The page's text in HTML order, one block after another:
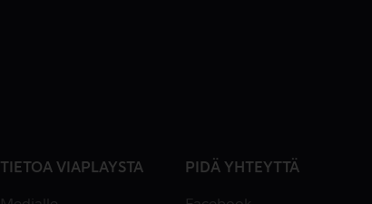
TIETOA VIAPLAYSTA PIDÄ YHTEYTTÄ